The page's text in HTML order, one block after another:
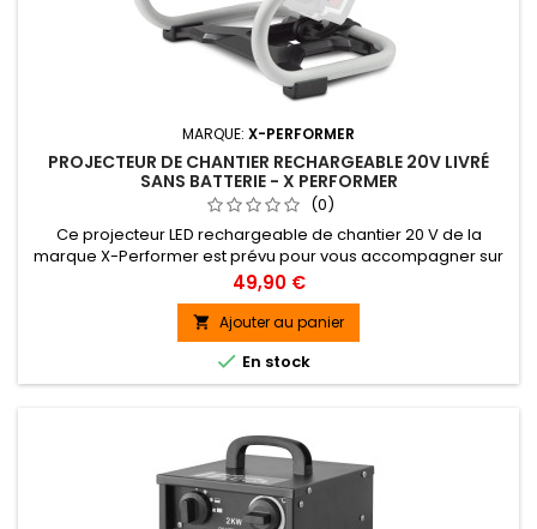
MARQUE: X-PERFORMER
PROJECTEUR DE CHANTIER RECHARGEABLE 20V LIVRÉ
SANS BATTERIE - X PERFORMER
(0)
Ce projecteur LED rechargeable de chantier 20 V de la
marque X-Performer est prévu pour vous accompagner sur
tous vos chantiers.
Prix
49,90 €
 Ajouter au panier
 En stock